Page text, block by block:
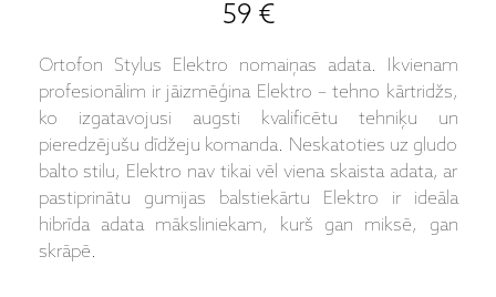
59 €
Ortofon Stylus Elektro nomaiņas adata. Ikvienam
profesionālim ir jāizmēģina Elektro – tehno kārtridžs,
ko izgatavojusi augsti kvalificētu tehniķu un
pieredzējušu dīdžeju komanda. Neskatoties uz gludo
balto stilu, Elektro nav tikai vēl viena skaista adata, ar
pastiprinātu gumijas balstiekārtu Elektro ir ideāla
hibrīda adata māksliniekam, kurš gan miksē, gan
skrāpē.